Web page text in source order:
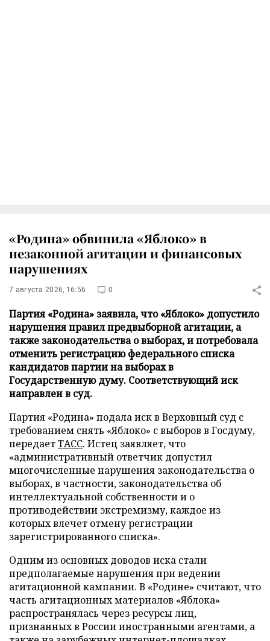
«Родина» обвинила «Яблоко» в
незаконной агитации и финансовых
нарушениях
7 августа 2026, 16:56 0
Партия «Родина» заявила, что «Яблоко» допустило
нарушения правил предвыборной агитации, а
также законодательства о выборах, и потребовала
отменить регистрацию федерального списка
кандидатов партии на выборах в
Государственную думу. Соответствующий иск
направлен в суд.
Партия «Родина» подала иск в Верховный суд с
требованием снять «Яблоко» с выборов в Госдуму,
передаетТАСС. Истец заявляет, что
«административный ответчик допустил
многочисленные нарушения законодательства о
выборах, в частности, законодательства об
интеллектуальной собственности и о
противодействии экстремизму, каждое из
которых влечет отмену регистрации
зарегистрированного списка».
Одним из основных доводов иска стали
предполагаемые нарушения при ведении
агитационной кампании. В «Родине» считают, что
часть агитационных материалов «Яблока»
распространялась через ресурсы лиц,
признанных в России иностранными агентами, а